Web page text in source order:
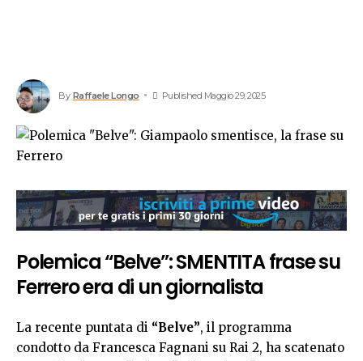
By Raffaele Longo Published Maggio 29, 2025
Polemica “Belve”: SMENTITA frase su
Ferrero era di un giornalista
La recente puntata di “Belve”, il programma
condotto da Francesca Fagnani su Rai 2, ha scatenato